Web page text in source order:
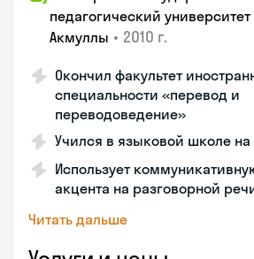
педагогический
Акмуллы • 2010 г.
Окончил факультет
специальности «перевод и
переводоведение»
Учился в языковой школе на
Использует
акцента на разговорной
Читать дальше